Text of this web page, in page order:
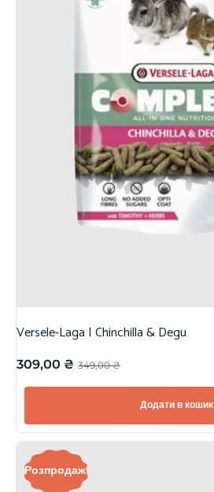
Versele-Laga | Chinchilla & Degu
349,00₴
309,00 ₴
Додати в кошик
Розпродаж!